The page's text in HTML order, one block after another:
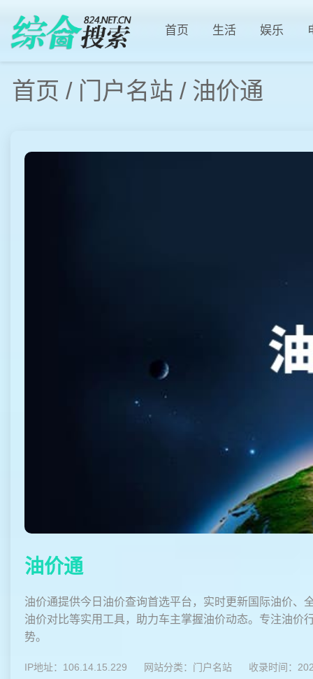
首页 生活 娱乐
首页 / 门户名站 / 油价通
油价通
油价通提供今日油价查询首选平台，实时更新国际油价、
油价对比等实用工具，助力车主掌握油价动态。专注油
势。
IP地址：106.14.15.229 网站分类： 门户名站 收录时间：